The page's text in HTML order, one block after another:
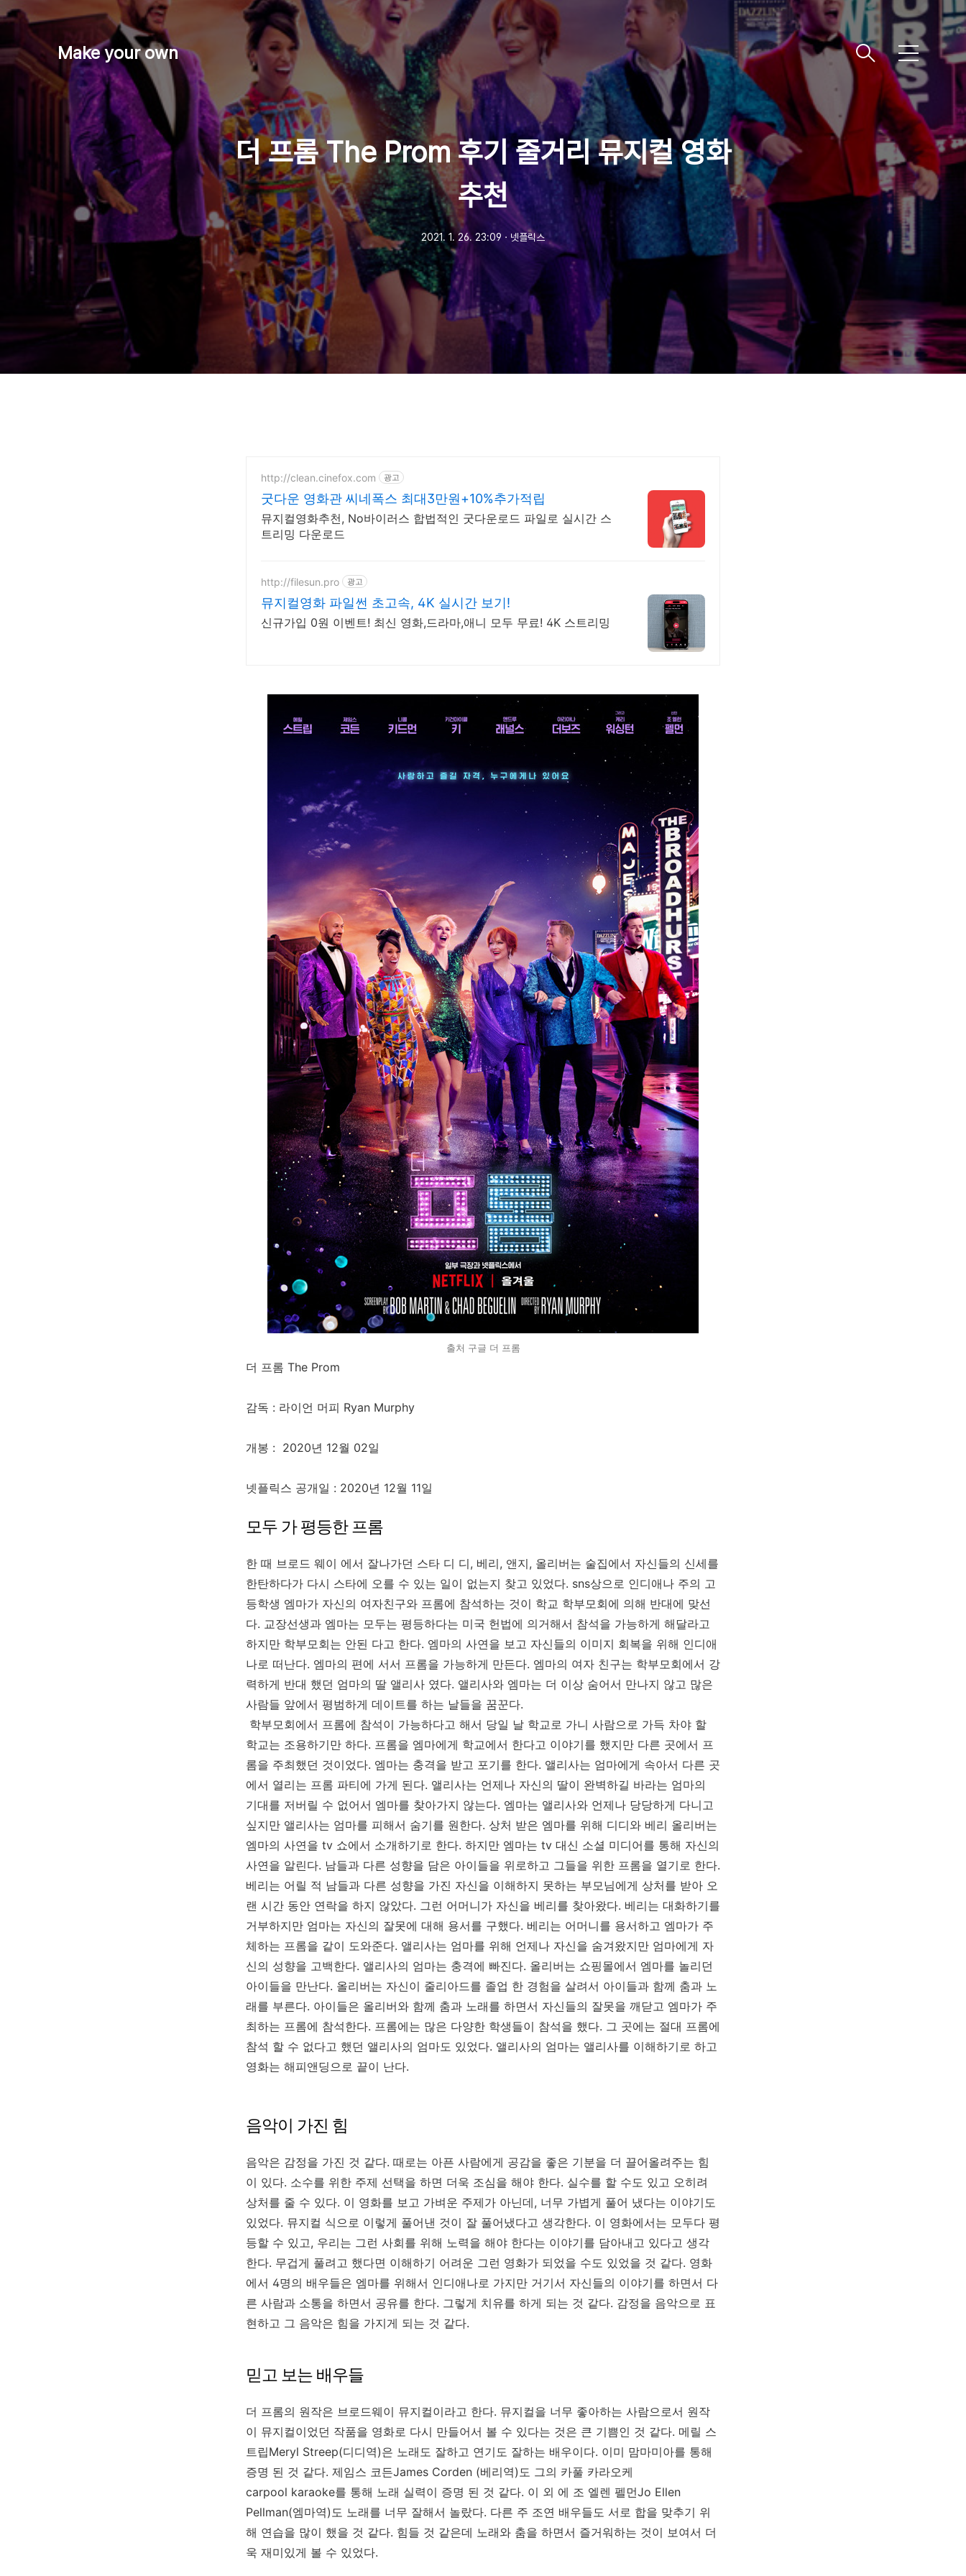
Make your own
메
뉴
더 프롬 The Prom 후기 줄거리 뮤지컬 영화
추천
2021. 1. 26. 23:09 ㆍ 넷플릭스
http://clean.cinefox.com 광고
굿다운 영화관 씨네폭스 최대3만원+10%추가적립
뮤지컬영화추천, No바이러스 합법적인 굿다운로드 파일로 실시간 스
트리밍 다운로드
http://filesun.pro 광고
뮤지컬영화 파일썬 초고속, 4K 실시간 보기!
신규가입 0원 이벤트! 최신 영화,드라마,애니 모두 무료! 4K 스트리밍
출처 구글 더 프롬
더 프롬 The Prom
감독 : 라이언 머피 Ryan Murphy
개봉 : 2020년 12월 02일
넷플릭스 공개일 : 2020년 12월 11일
모두 가 평등한 프롬
한 때 브로드 웨이 에서 잘나가던 스타 디 디, 베리, 앤지, 올리버는 술집에서 자신들의 신세를
한탄하다가 다시 스타에 오를 수 있는 일이 없는지 찾고 있었다. sns상으로 인디애나 주의 고
등학생 엠마가 자신의 여자친구와 프롬에 참석하는 것이 학교 학부모회에 의해 반대에 맞선
다. 교장선생과 엠마는 모두는 평등하다는 미국 헌법에 의거해서 참석을 가능하게 해달라고
하지만 학부모회는 안된 다고 한다. 엠마의 사연을 보고 자신들의 이미지 회복을 위해 인디애
나로 떠난다. 엠마의 편에 서서 프롬을 가능하게 만든다. 엠마의 여자 친구는 학부모회에서 강
력하게 반대 했던 엄마의 딸 앨리사 였다. 앨리사와 엠마는 더 이상 숨어서 만나지 않고 많은
사람들 앞에서 평범하게 데이트를 하는 날들을 꿈꾼다.
학부모회에서 프롬에 참석이 가능하다고 해서 당일 날 학교로 가니 사람으로 가득 차야 할
학교는 조용하기만 하다. 프롬을 엠마에게 학교에서 한다고 이야기를 했지만 다른 곳에서 프
롬을 주최했던 것이었다. 엠마는 충격을 받고 포기를 한다. 앨리사는 엄마에게 속아서 다른 곳
에서 열리는 프롬 파티에 가게 된다. 앨리사는 언제나 자신의 딸이 완벽하길 바라는 엄마의
기대를 저버릴 수 없어서 엠마를 찾아가지 않는다. 엠마는 앨리사와 언제나 당당하게 다니고
싶지만 앨리사는 엄마를 피해서 숨기를 원한다. 상처 받은 엠마를 위해 디디와 베리 올리버는
엠마의 사연을 tv 쇼에서 소개하기로 한다. 하지만 엠마는 tv 대신 소셜 미디어를 통해 자신의
사연을 알린다. 남들과 다른 성향을 담은 아이들을 위로하고 그들을 위한 프롬을 열기로 한다.
베리는 어릴 적 남들과 다른 성향을 가진 자신을 이해하지 못하는 부모님에게 상처를 받아 오
랜 시간 동안 연락을 하지 않았다. 그런 어머니가 자신을 베리를 찾아왔다. 베리는 대화하기를
거부하지만 엄마는 자신의 잘못에 대해 용서를 구했다. 베리는 어머니를 용서하고 엠마가 주
체하는 프롬을 같이 도와준다. 앨리사는 엄마를 위해 언제나 자신을 숨겨왔지만 엄마에게 자
신의 성향을 고백한다. 앨리사의 엄마는 충격에 빠진다. 올리버는 쇼핑몰에서 엠마를 놀리던
아이들을 만난다. 올리버는 자신이 줄리아드를 졸업 한 경험을 살려서 아이들과 함께 춤과 노
래를 부른다. 아이들은 올리버와 함께 춤과 노래를 하면서 자신들의 잘못을 깨닫고 엠마가 주
최하는 프롬에 참석한다. 프롬에는 많은 다양한 학생들이 참석을 했다. 그 곳에는 절대 프롬에
참석 할 수 없다고 했던 앨리사의 엄마도 있었다. 앨리사의 엄마는 앨리사를 이해하기로 하고
영화는 해피앤딩으로 끝이 난다.
음악이 가진 힘
음악은 감정을 가진 것 같다. 때로는 아픈 사람에게 공감을 좋은 기분을 더 끌어올려주는 힘
이 있다. 소수를 위한 주제 선택을 하면 더욱 조심을 해야 한다. 실수를 할 수도 있고 오히려
상처를 줄 수 있다. 이 영화를 보고 가벼운 주제가 아닌데, 너무 가볍게 풀어 냈다는 이야기도
있었다. 뮤지컬 식으로 이렇게 풀어낸 것이 잘 풀어냈다고 생각한다. 이 영화에서는 모두다 평
등할 수 있고, 우리는 그런 사회를 위해 노력을 해야 한다는 이야기를 담아내고 있다고 생각
한다. 무겁게 풀려고 했다면 이해하기 어려운 그런 영화가 되었을 수도 있었을 것 같다. 영화
에서 4명의 배우들은 엠마를 위해서 인디애나로 가지만 거기서 자신들의 이야기를 하면서 다
른 사람과 소통을 하면서 공유를 한다. 그렇게 치유를 하게 되는 것 같다. 감정을 음악으로 표
현하고 그 음악은 힘을 가지게 되는 것 같다.
믿고 보는 배우들
더 프롬의 원작은 브로드웨이 뮤지컬이라고 한다. 뮤지컬을 너무 좋아하는 사람으로서 원작
이 뮤지컬이었던 작품을 영화로 다시 만들어서 볼 수 있다는 것은 큰 기쁨인 것 같다. 메릴 스
트립Meryl Streep(디디역)은 노래도 잘하고 연기도 잘하는 배우이다. 이미 맘마미아를 통해
증명 된 것 같다. 제임스 코든James Corden (베리역)도 그의 카풀 카라오케
carpool karaoke를 통해 노래 실력이 증명 된 것 같다. 이 외 에 조 엘렌 펠먼Jo Ellen
Pellman(엠마역)도 노래를 너무 잘해서 놀랐다. 다른 주 조연 배우들도 서로 합을 맞추기 위
해 연습을 많이 했을 것 같다. 힘들 것 같은데 노래와 춤을 하면서 즐거워하는 것이 보여서 더
욱 재미있게 볼 수 있었다.